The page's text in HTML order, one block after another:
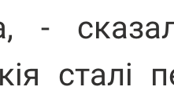
-
сталі